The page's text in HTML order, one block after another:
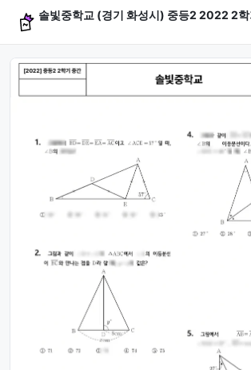
솔빛중학교 (경기 화성시) 중등2 2022 2학